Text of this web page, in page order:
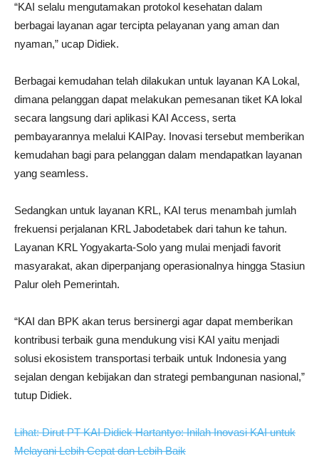
“KAI selalu mengutamakan protokol kesehatan dalam
berbagai layanan agar tercipta pelayanan yang aman dan
nyaman,” ucap Didiek.
Berbagai kemudahan telah dilakukan untuk layanan KA Lokal,
dimana pelanggan dapat melakukan pemesanan tiket KA lokal
secara langsung dari aplikasi KAI Access, serta
pembayarannya melalui KAIPay. Inovasi tersebut memberikan
kemudahan bagi para pelanggan dalam mendapatkan layanan
yang seamless.
Sedangkan untuk layanan KRL, KAI terus menambah jumlah
frekuensi perjalanan KRL Jabodetabek dari tahun ke tahun.
Layanan KRL Yogyakarta-Solo yang mulai menjadi favorit
masyarakat, akan diperpanjang operasionalnya hingga Stasiun
Palur oleh Pemerintah.
“KAI dan BPK akan terus bersinergi agar dapat memberikan
kontribusi terbaik guna mendukung visi KAI yaitu menjadi
solusi ekosistem transportasi terbaik untuk Indonesia yang
sejalan dengan kebijakan dan strategi pembangunan nasional,”
tutup Didiek.
Lihat: Dirut PT KAI Didiek Hartantyo: Inilah Inovasi KAI untuk
Melayani Lebih Cepat dan Lebih Baik